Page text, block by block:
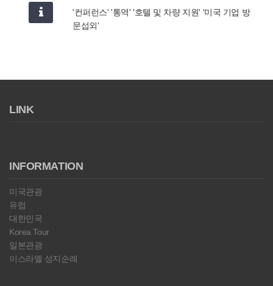
'컨퍼런스' '통역' '호텔 및 차량 지원' '미국 기업 방
문섭외'
LINK
INFORMATION
미국관광
유럽
대한민국
Korea Tour
일본관광
이스라엘 성지순례